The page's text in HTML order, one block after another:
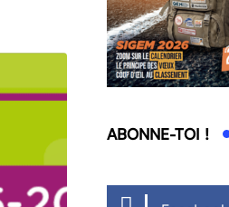
ABONNE-TOI !